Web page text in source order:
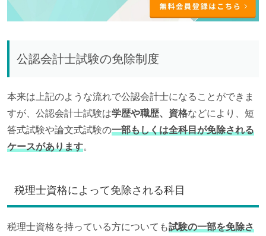
公認会計士試験の免除制度
本来は上記のような流れで公認会計士になることができま
すが、公認会計士試験は学歴や職歴、資格などにより、短
答式試験や論文式試験の一部もしくは全科目が免除される
ケースがあります。
税理士資格によって免除される科目
税理士資格を持っている方についても試験の一部を免除さ